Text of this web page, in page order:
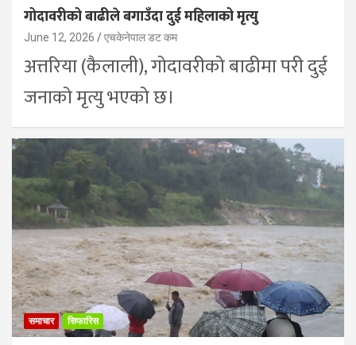
गोदावरीको बाढीले बगाउँदा दुई महिलाको मृत्यु
June 12, 2026 एचकेनेपाल डट कम
अत्तरिया (कैलाली), गोदावरीको बाढीमा परी दुई
जनाको मृत्यु भएको छ।
समाचार सिफारिस